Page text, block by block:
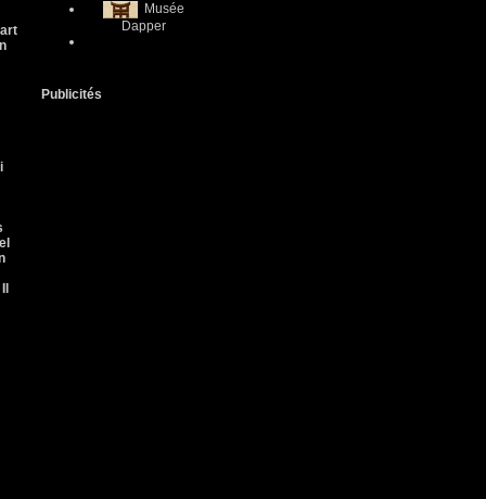
Musée
Dapper
Publicités